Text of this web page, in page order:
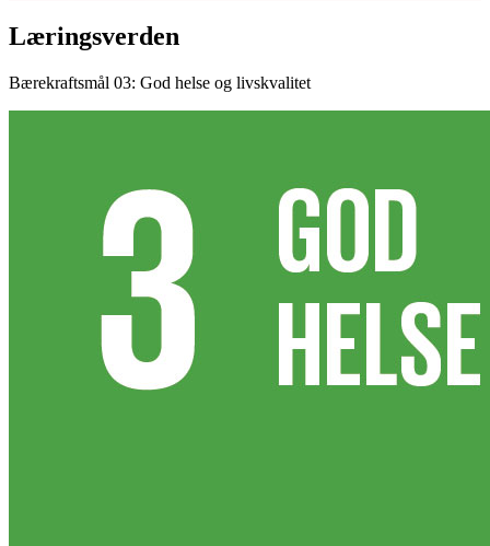
Læringsverden
Bærekraftsmål 03: God helse og livskvalitet